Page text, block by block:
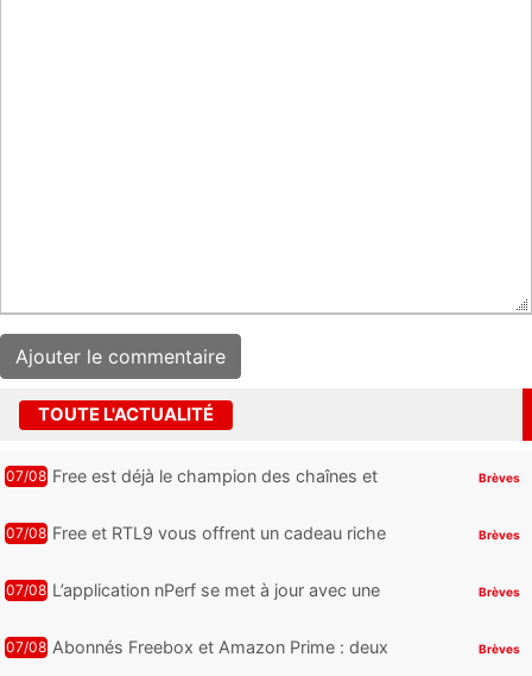
TOUTE L'ACTUALITÉ
07/08 Free est déjà le champion des chaînes et
Brèves
07/08 Free et RTL9 vous offrent un cadeau riche
Brèves
07/08 L’application nPerf se met à jour avec une
Brèves
07/08 Abonnés Freebox et Amazon Prime : deux
Brèves